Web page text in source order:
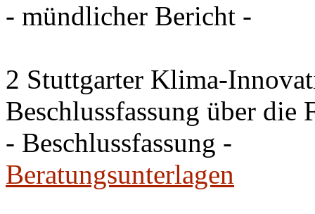
- mündlicher Bericht -
2 Stuttgarter Klima-
Beschlussfassung über die
- Beschlussfassung -
Beratungsunterlagen